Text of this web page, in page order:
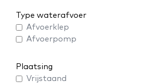
Type waterafvoer
Afvoerklep
Afvoerpomp
Plaatsing
Vrijstaand